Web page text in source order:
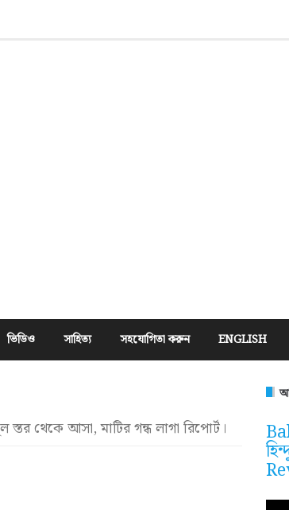
ভিডিও সাহিত্য সহযোগিতা করুন ENGLISH
থেকে আসা, মাটির গন্ধ লাগা রিপোর্ট।